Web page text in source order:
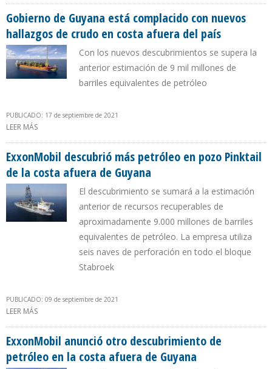
PETRÓLEO
Gobierno de Guyana está complacido con nuevos
hallazgos de crudo en costa afuera del país
Con los nuevos descubrimientos se supera la
anterior estimación de 9 mil millones de
barriles equivalentes de petróleo
PUBLICADO: 17 de septiembre de 2021
LEER MÁS
ExxonMobil descubrió más petróleo en pozo Pinktail
de la costa afuera de Guyana
El descubrimiento se sumará a la estimación
anterior de recursos recuperables de
aproximadamente 9.000 millones de barriles
equivalentes de petróleo. La empresa utiliza
seis naves de perforación en todo el bloque
Stabroek
PUBLICADO: 09 de septiembre de 2021
LEER MÁS
ExxonMobil anunció otro descubrimiento de
petróleo en la costa afuera de Guyana